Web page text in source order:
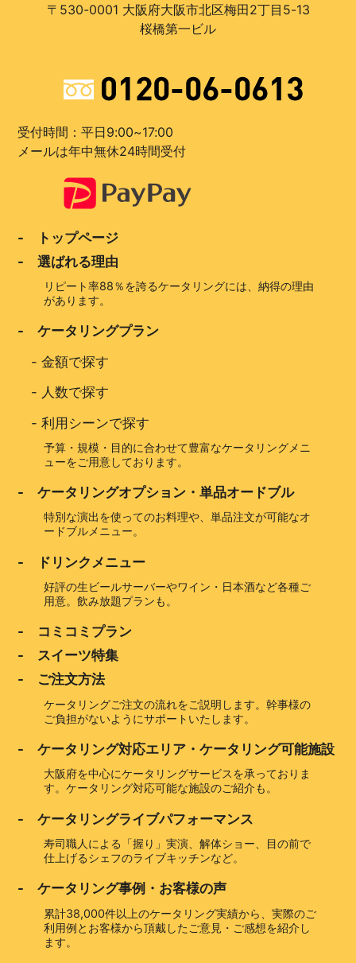
〒530-0001 大阪府大阪市北区梅田2丁目5-13
桜橋第一ビル
受付時間：平日9:00~17:00
メールは年中無休24時間受付
- トップページ
- 選ばれる理由
リピート率88％を誇るケータリングには、納得の理由
があります。
- ケータリングプラン
-金額で探す
- 人数で探す
-利用シーンで探す
予算・規模・目的に合わせて豊富なケータリングメニ
ューをご用意しております。
- ケータリングオプション・単品オードブル
特別な演出を使ってのお料理や、単品注文が可能なオ
ードブルメニュー。
- ドリンクメニュー
好評の生ビールサーバーやワイン・日本酒など各種ご
用意。飲み放題プランも。
- コミコミプラン
- スイーツ特集
- ご注文方法
ケータリングご注文の流れをご説明します。幹事様の
ご負担がないようにサポートいたします。
- ケータリング対応エリア・ケータリング可能施設
大阪府を中心にケータリングサービスを承っておりま
す。ケータリング対応可能な施設のご紹介も。
- ケータリングライブパフォーマンス
寿司職人による「握り」実演、解体ショー、目の前で
仕上げるシェフのライブキッチンなど。
- ケータリング事例・お客様の声
累計38,000件以上のケータリング実績から、実際のご
利用例とお客様から頂戴したご意見・ご感想を紹介し
ます。